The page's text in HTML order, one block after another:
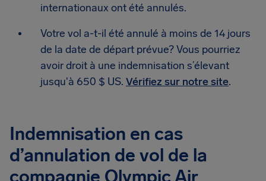
internationaux ont été annulés.
Votre vol a-t-il été annulé à moins de 14 jours
de la date de départ prévue? Vous pourriez
avoir droit à une indemnisation s’élevant
jusqu'à 650 $ US. Vérifiez sur notre site.
Indemnisation en cas
d’annulation de vol de la